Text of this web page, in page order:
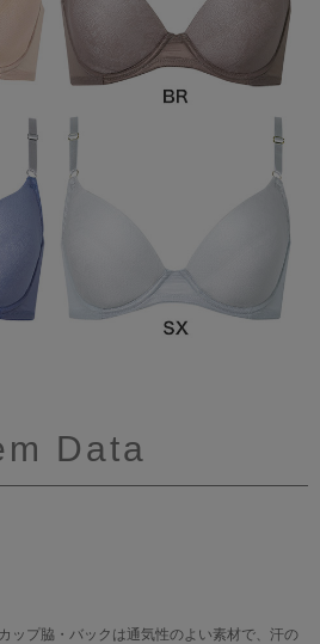
Data
ップ脇・バックは通気性のよい素材で、汗の